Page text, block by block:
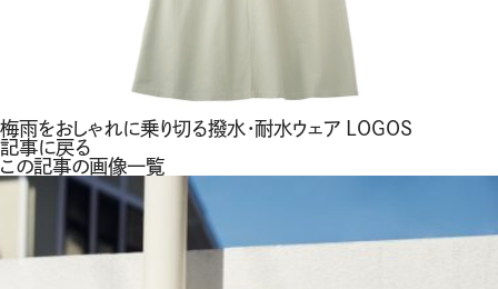
梅雨をおしゃれに乗り切る撥水・耐水ウェア LOGOS
記事に戻る
この記事の画像一覧